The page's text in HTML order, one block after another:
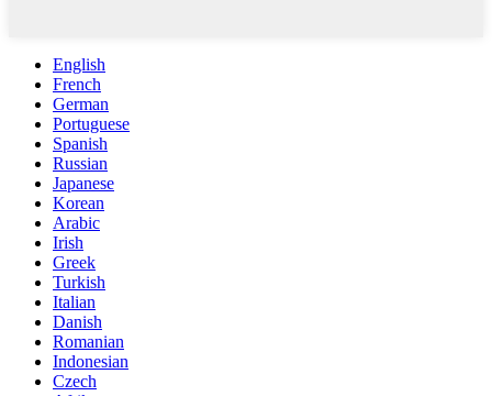
English
French
German
Portuguese
Spanish
Russian
Japanese
Korean
Arabic
Irish
Greek
Turkish
Italian
Danish
Romanian
Indonesian
Czech